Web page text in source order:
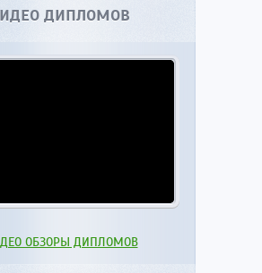
ДИПЛОМОВ
ОБЗОРЫ ДИПЛОМОВ